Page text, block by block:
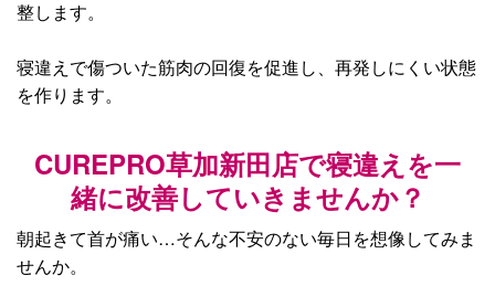
整します。
寝違えで傷ついた筋肉の回復を促進し、再発しにくい状態
を作ります。
CUREPRO草加新田店で寝違えを一
緒に改善していきませんか？
朝起きて首が痛い…そんな不安のない毎日を想像してみま
せんか。